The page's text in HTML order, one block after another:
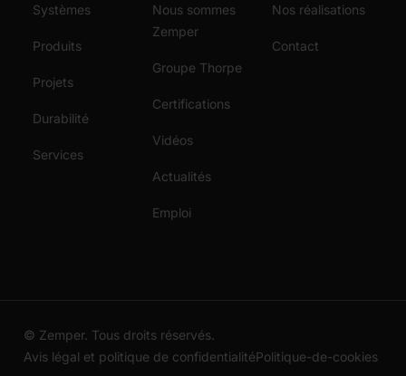
Systèmes
Produits
Projets
Durabilité
Services
Nous sommes
Zemper
Groupe Thorpe
Certifications
Vidéos
Actualités
Emploi
Nos réalisations
Contact
© Zemper. Tous droits réservés.
Avis légal et politique de confidentialitéPolitique-de-cookies